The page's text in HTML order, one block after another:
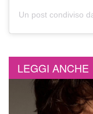
LEGGI ANCHE